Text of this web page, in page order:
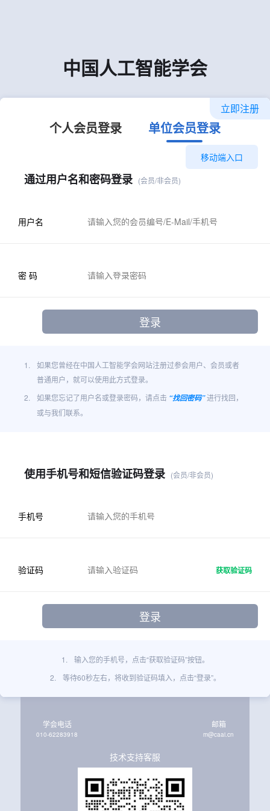
中国人工智能学会
立即注册
个人会员登录 单位会员登录
移动端入口
通过用户名和密码登录 (会员/非会员)
用户名
密 码
1.
如果您曾经在中国人工智能学会网站注册过参会用户、会员或者
普通用户，就可以使用此方式登录。
2.
如果您忘记了用户名或登录密码，请点击 “找回密码”进行找回，
或与我们联系。
使用手机号和短信验证码登录 (会员/非会员)
手机号
验证码 获取验证码
1.
输入您的手机号，点击“获取验证码”按钮。
2.
等待60秒左右，将收到验证码填入，点击“登录”。
学会电话
010-62283918
邮箱
m@caai.cn
技术支持客服